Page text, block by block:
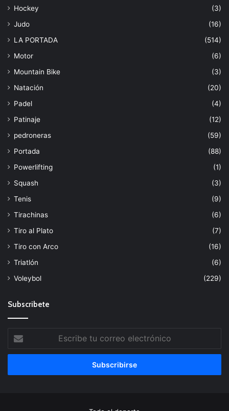
Hockey
(3)
Judo
(16)
LA PORTADA
(514)
Motor
(6)
Mountain Bike
(3)
Natación
(20)
Padel
(4)
Patinaje
(12)
pedroneras
(59)
Portada
(88)
Powerlifting
(1)
Squash
(3)
Tenis
(9)
Tirachinas
(6)
Tiro al Plato
(7)
Tiro con Arco
(16)
Triatlón
(6)
Voleybol
(229)
Subscribete
tu
correo